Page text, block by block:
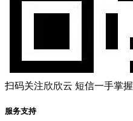
扫码关注欣欣云 短信一手掌握
服务支持